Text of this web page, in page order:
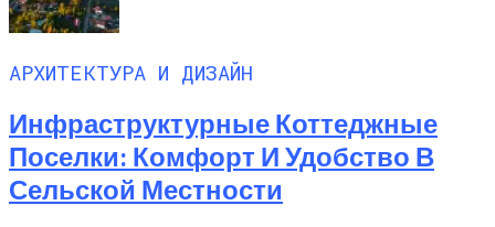
АРХИТЕКТУРА И ДИЗАЙН
Инфраструктурные Коттеджные
Поселки: Комфорт И Удобство В
Сельской Местности